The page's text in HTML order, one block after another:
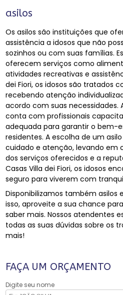
asilos
Os asilos são instituições que
assistência a idosos que não
sozinhos ou com suas famílias.
oferecem serviços como
atividades recreativas e
dei Fiori, os idosos são tratados
recebendo atenção
acordo com suas necessidades.
conta com profissionais
adequada para garantir o bem-
residentes. A escolha de um
cuidado e atenção, levando em
dos serviços oferecidos e a
Casas Villa dei Fiori, os idosos
seguro para viverem com
Disponibilizamos também asilos
isso, aproveite a sua chance
saber mais. Nossos atendentes
todas as suas dúvidas sobre os
mais!
FAÇA UM ORÇAMENTO
Digite seu nome